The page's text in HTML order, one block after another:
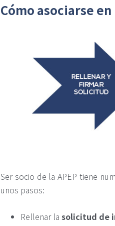
Cómo asociarse en
Ser socio de la APEP tiene
unos pasos:
Rellenar la solicitud de